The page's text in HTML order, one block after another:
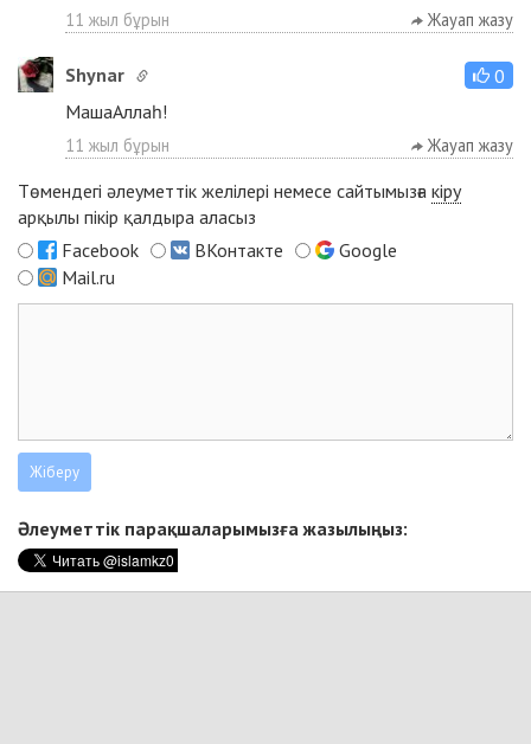
11 жыл бұрын Жауап жазу
Shynar
0
МашаАллаһ!
11 жыл бұрын Жауап жазу
Төмендегі әлеуметтік желілері немесе сайтымызға кіру
арқылы пікір қалдыра аласыз
Facebook
ВКонтакте
Google
Mail.ru
Әлеуметтік парақшаларымызға жазылыңыз: